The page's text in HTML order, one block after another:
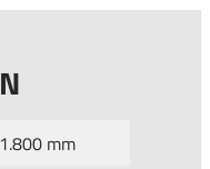
mm